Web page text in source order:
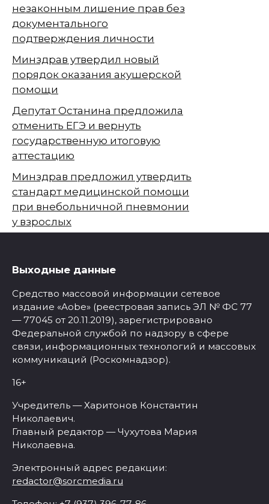
незаконным лишение прав без
документального
подтверждения личности
Минздрав утвердил новый
порядок оказания акушерской
помощи
Депутат Останина предложила
отменить ЕГЭ и вернуть
государственную итоговую
аттестацию
Минздрав предложил утвердить
стандарт медицинской помощи
при внебольничной пневмонии
у взрослых
Выходные данные
Средство массовой информации сетевое
издание «Aobe» (реестровая запись ЭЛ № ФС 77
— 77045 от 20.11.2019), зарегистрировано
Федеральной службой по надзору в сфере
связи, информационных технологий и массовых
коммуникаций (Роскомнадзор).
16+
Учредитель — Харитонов Константин
Николаевич.
Главный редактор — Чухутова Мария
Николаевна.
Электронный адрес редакции:
redactor@sorcmedia.ru